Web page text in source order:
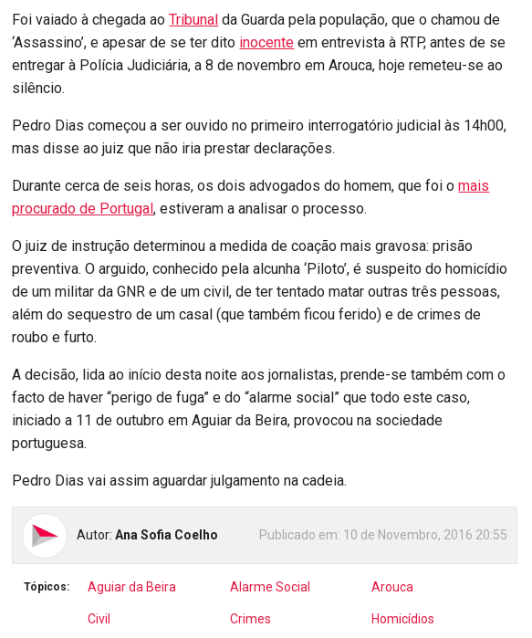
Foi vaiado à chegada aoTribunal da Guarda pela população, que o chamou de
‘Assassino’, e apesar de se ter dito inocente em entrevista à RTP, antes de se
entregar à Polícia Judiciária, a 8 de novembro em Arouca, hoje remeteu-se ao
silêncio.
Pedro Dias começou a ser ouvido no primeiro interrogatório judicial às 14h00,
mas disse ao juiz que não iria prestar declarações.
Durante cerca de seis horas, os dois advogados do homem, que foi omais
procurado de Portugal, estiveram a analisar o processo.
O juiz de instrução determinou a medida de coação mais gravosa: prisão
preventiva. O arguido, conhecido pela alcunha ‘Piloto’, é suspeito do homicídio
de um militar da GNR e de um civil, de ter tentado matar outras três pessoas,
além do sequestro de um casal (que também ficou ferido) e de crimes de
roubo e furto.
A decisão, lida ao início desta noite aos jornalistas, prende-se também com o
facto de haver “perigo de fuga” e do “alarme social” que todo este caso,
iniciado a 11 de outubro em Aguiar da Beira, provocou na sociedade
portuguesa.
Pedro Dias vai assim aguardar julgamento na cadeia.
Autor:Ana Sofia Coelho Publicado em: 10 de Novembro, 2016 20:55
Tópicos: Aguiar da Beira Alarme Social Arouca
Civil Crimes Homicídios